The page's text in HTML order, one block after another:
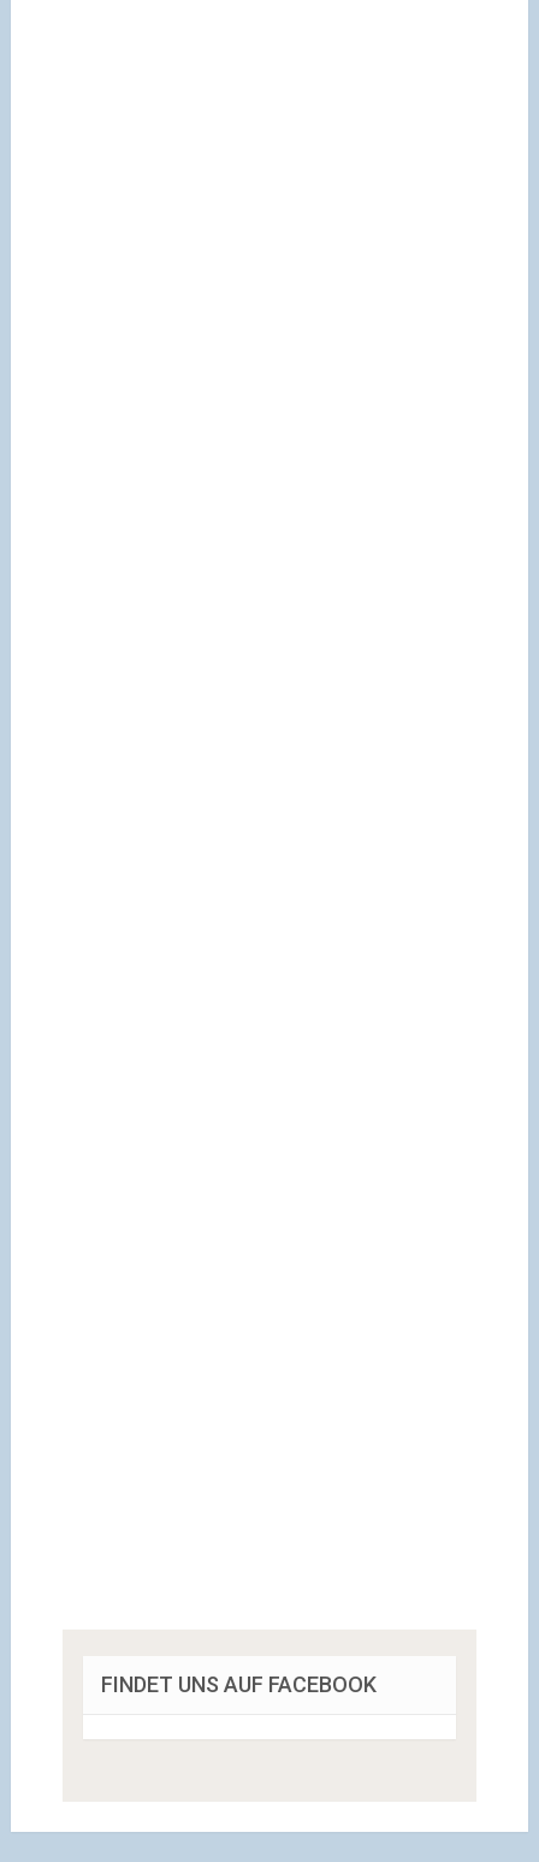
FINDET UNS AUF FACEBOOK